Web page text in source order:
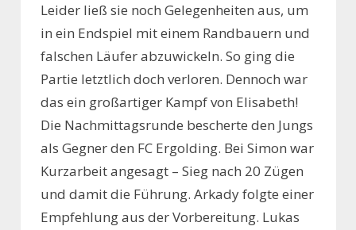
Leider ließ sie noch Gelegenheiten aus, um
in ein Endspiel mit einem Randbauern und
falschen Läufer abzuwickeln. So ging die
Partie letztlich doch verloren. Dennoch war
das ein großartiger Kampf von Elisabeth!
Die Nachmittagsrunde bescherte den Jungs
als Gegner den FC Ergolding. Bei Simon war
Kurzarbeit angesagt – Sieg nach 20 Zügen
und damit die Führung. Arkady folgte einer
Empfehlung aus der Vorbereitung. Lukas